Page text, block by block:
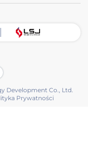
Development Co., Ltd.
Prywatności